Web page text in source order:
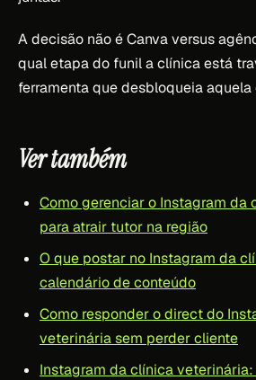
A decisão não é Canva versus
qual etapa do funil a clínica está
ferramenta que desbloqueia
Ver também
Como gerenciar o Instagram da
para atrair tutor na região
O que postar no Instagram da
calendário de conteúdo
Como responder o direct do
veterinária sem perder cliente
Instagram da clínica